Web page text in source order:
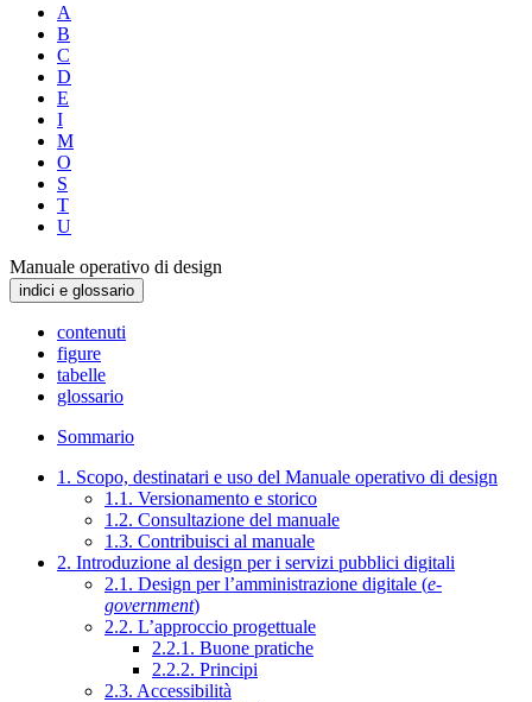
A
B
C
D
E
I
M
O
S
T
U
Manuale operativo di design
indici e glossario
contenuti
figure
tabelle
glossario
Sommario
1. Scopo, destinatari e uso del Manuale operativo di design
1.1. Versionamento e storico
1.2. Consultazione del manuale
1.3. Contribuisci al manuale
2. Introduzione al design per i servizi pubblici digitali
2.1. Design per l’amministrazione digitale (e-
government)
2.2. L’approccio progettuale
2.2.1. Buone pratiche
2.2.2. Principi
2.3. Accessibilità